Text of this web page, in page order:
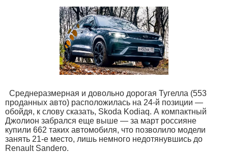
Среднеразмерная и довольно дорогая Тугелла (553
проданных авто) расположилась на 24-й позиции —
обойдя, к слову сказать, Skoda Kodiaq. А компактный
Джолион забрался еще выше — за март россияне
купили 662 таких автомобиля, что позволило модели
занять 21-е место, лишь немного недотянувшись до
Renault Sandero.